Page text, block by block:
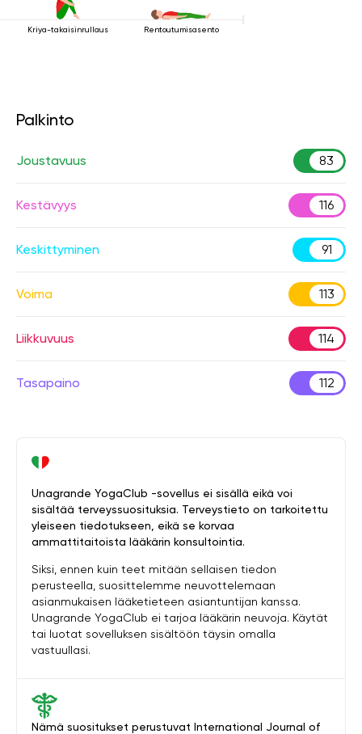
Kriya-takaisinrullaus Rentoutumisasento
Palkinto
Joustavuus 83
Kestävyys 116
Keskittyminen 91
Voima 113
Liikkuvuus 114
Tasapaino 112
Nämä suositukset perustuvat International Journal of
Unagrande YogaClub -sovellus ei sisällä eikä voi
sisältää terveyssuosituksia. Terveystieto on tarkoitettu
yleiseen tiedotukseen, eikä se korvaa
ammattitaitoista lääkärin konsultointia.
Siksi, ennen kuin teet mitään sellaisen tiedon
perusteella, suosittelemme neuvottelemaan
asianmukaisen lääketieteen asiantuntijan kanssa.
Unagrande YogaClub ei tarjoa lääkärin neuvoja. Käytät
tai luotat sovelluksen sisältöön täysin omalla
vastuullasi.